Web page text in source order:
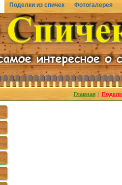
Поделки из спичек Фотогалерея
Главная |